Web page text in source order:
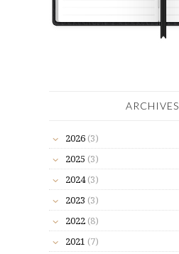
ARCHIVES
2026 (3)
2025 (3)
2024(3)
2023 (3)
2022 (8)
2021 (7)